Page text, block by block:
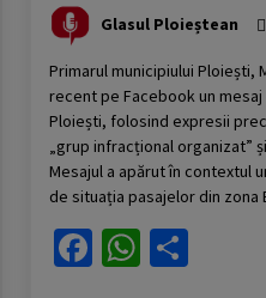
războiul politic pe
Glasul Ploieștean
Primarul municipiului Ploiești,
recent pe Facebook un
Ploiești, folosind expresii
„grup infracțional organizat”
Mesajul a apărut în contextul
de situația pasajelor din
Facebook